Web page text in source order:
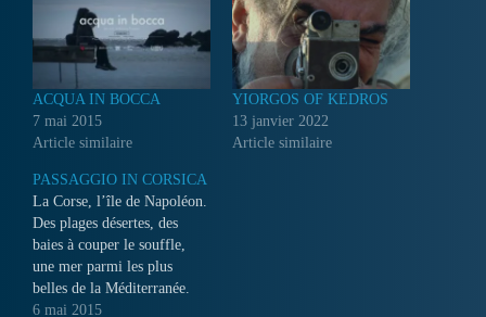
ACQUA IN BOCCA
7 mai 2015
Article similaire
YIORGOS OF KEDROS
13 janvier 2022
Article similaire
PASSAGGIO IN CORSICA
La Corse, l’île de Napoléon.
Des plages désertes, des
baies à couper le souffle,
une mer parmi les plus
belles de la Méditerranée.
Voilà les ressources d’une île
6 mai 2015